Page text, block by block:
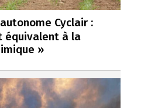
Cyclair :
équivalent à la
»